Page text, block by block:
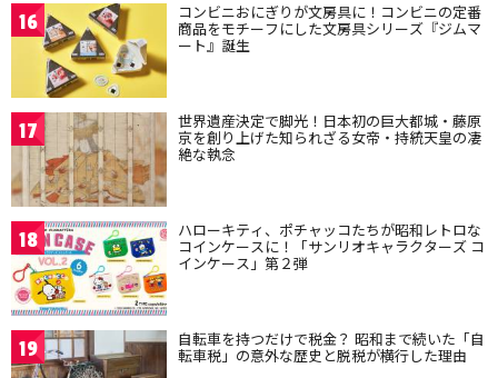
16 コンビニおにぎりが文房具に！コンビニの定番
商品をモチーフにした文房具シリーズ『ジムマ
ート』誕生
17 世界遺産決定で脚光！日本初の巨大都城・藤原
京を創り上げた知られざる女帝・持統天皇の凄
絶な執念
18 ハローキティ、ポチャッコたちが昭和レトロな
コインケースに！「サンリオキャラクターズ コ
インケース」第２弾
19 自転車を持つだけで税金？ 昭和まで続いた「自
転車税」の意外な歴史と脱税が横行した理由